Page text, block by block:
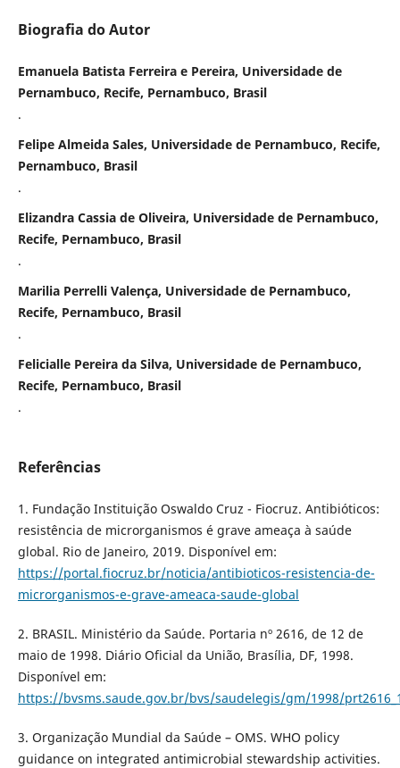
Biografia do Autor
Emanuela Batista Ferreira e Pereira, Universidade de
Pernambuco, Recife, Pernambuco, Brasil
.
Felipe Almeida Sales, Universidade de Pernambuco, Recife,
Pernambuco, Brasil
.
Elizandra Cassia de Oliveira, Universidade de Pernambuco,
Recife, Pernambuco, Brasil
.
Marilia Perrelli Valença, Universidade de Pernambuco,
Recife, Pernambuco, Brasil
.
Felicialle Pereira da Silva, Universidade de Pernambuco,
Recife, Pernambuco, Brasil
.
Referências
1. Fundação Instituição Oswaldo Cruz - Fiocruz. Antibióticos:
resistência de microrganismos é grave ameaça à saúde
global. Rio de Janeiro, 2019. Disponível em:
https://portal.fiocruz.br/noticia/antibioticos-resistencia-de-
microrganismos-e-grave-ameaca-saude-global
2. BRASIL. Ministério da Saúde. Portaria nº 2616, de 12 de
maio de 1998. Diário Oficial da União, Brasília, DF, 1998.
Disponível em:
https://bvsms.saude.gov.br/bvs/saudelegis/gm/1998/
3. Organização Mundial da Saúde – OMS. WHO policy
guidance on integrated antimicrobial stewardship activities.